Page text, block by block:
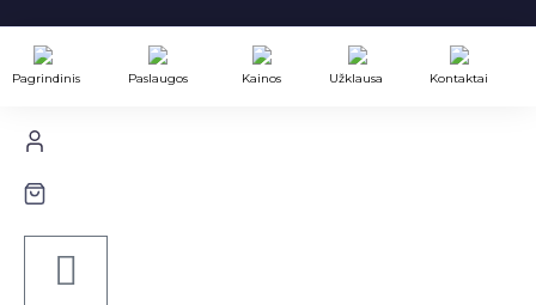
Pagrindinis Paslaugos Kainos Užklausa Kontaktai